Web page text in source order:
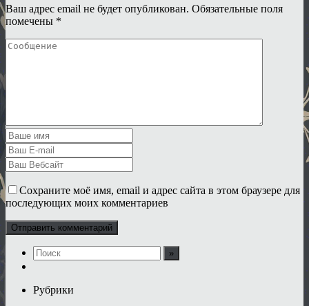
Ваш адрес email не будет опубликован. Обязательные поля
помечены *
Сохраните моё имя, email и адрес сайта в этом браузере для
последующих моих комментариев
Рубрики